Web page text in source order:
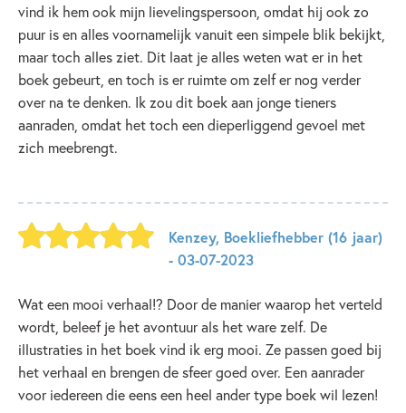
vind ik hem ook mijn lievelingspersoon, omdat hij ook zo
puur is en alles voornamelijk vanuit een simpele blik bekijkt,
maar toch alles ziet. Dit laat je alles weten wat er in het
boek gebeurt, en toch is er ruimte om zelf er nog verder
over na te denken. Ik zou dit boek aan jonge tieners
aanraden, omdat het toch een dieperliggend gevoel met
zich meebrengt.
Kenzey, Boekliefhebber (16 jaar)
- 03-07-2023
Wat een mooi verhaal!? Door de manier waarop het verteld
wordt, beleef je het avontuur als het ware zelf. De
illustraties in het boek vind ik erg mooi. Ze passen goed bij
het verhaal en brengen de sfeer goed over. Een aanrader
voor iedereen die eens een heel ander type boek wil lezen!